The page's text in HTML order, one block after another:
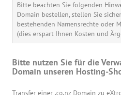
Bitte beachten Sie folgenden
Domain bestellen, stellen Sie
bestehenden Namensrechte oder
(dies erspart Ihnen Kosten und
Bitte nutzen Sie für die
Domain unseren Hosting-
Transfer einer .co.nz Domain zu